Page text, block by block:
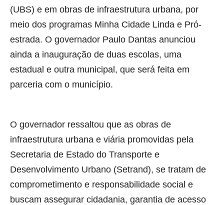
(UBS) e em obras de infraestrutura urbana, por
meio dos programas Minha Cidade Linda e Pró-
estrada. O governador Paulo Dantas anunciou
ainda a inauguração de duas escolas, uma
estadual e outra municipal, que será feita em
parceria com o município.
O governador ressaltou que as obras de
infraestrutura urbana e viária promovidas pela
Secretaria de Estado do Transporte e
Desenvolvimento Urbano (Setrand), se tratam de
comprometimento e responsabilidade social e
buscam assegurar cidadania, garantia de acesso